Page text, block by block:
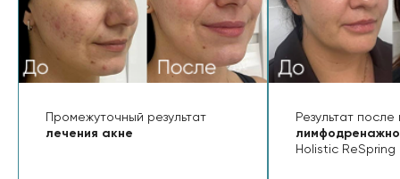
Промежуточный результат
лечения акне
Результат
Holistic ReSpring